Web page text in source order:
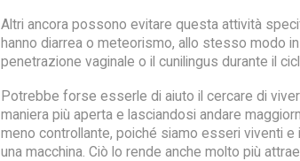
Altri ancora possono evitare questa attività
hanno diarrea o meteorismo, allo stesso modo
penetrazione vaginale o il cunilingus durante il
Potrebbe forse esserle di aiuto il cercare di
maniera più aperta e lasciandosi andare
meno controllante, poiché siamo esseri viventi e
una macchina. Ciò lo rende anche molto più